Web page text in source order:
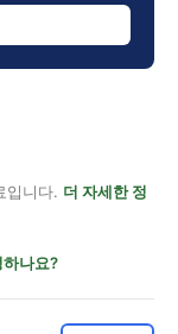
입니다. 더 자세한 정
하나요?